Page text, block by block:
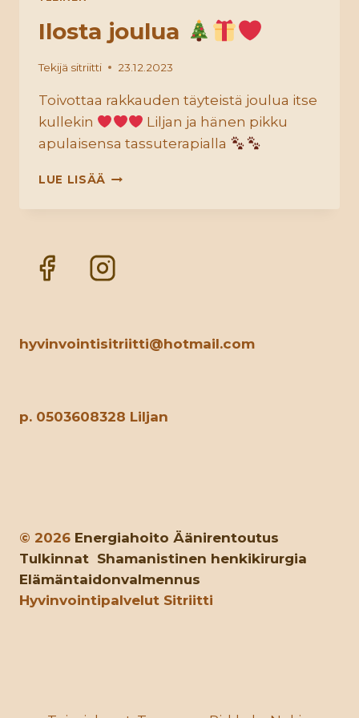
Ilosta joulua
Tekijä sitriitti 23.12.2023
Toivottaa rakkauden täyteistä joulua itse
kullekin
Liljan ja hänen pikku
apulaisensa tassuterapialla
LUE LISÄÄ ILOSTA
hyvinvointisitriitti@hotmail.com
p. 0503608328 Liljan
© 2026 Energiahoito Äänirentoutus
Tulkinnat Shamanistinen henkikirurgia
Elämäntaidonvalmennus
Hyvinvointipalvelut Sitriitti